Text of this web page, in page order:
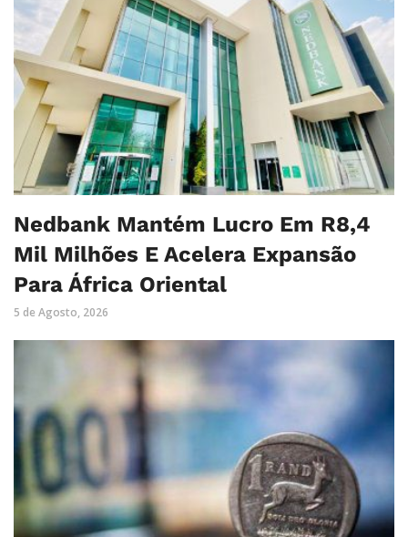
Nedbank Mantém Lucro Em R8,4
Mil Milhões E Acelera Expansão
Para África Oriental
5 de Agosto, 2026